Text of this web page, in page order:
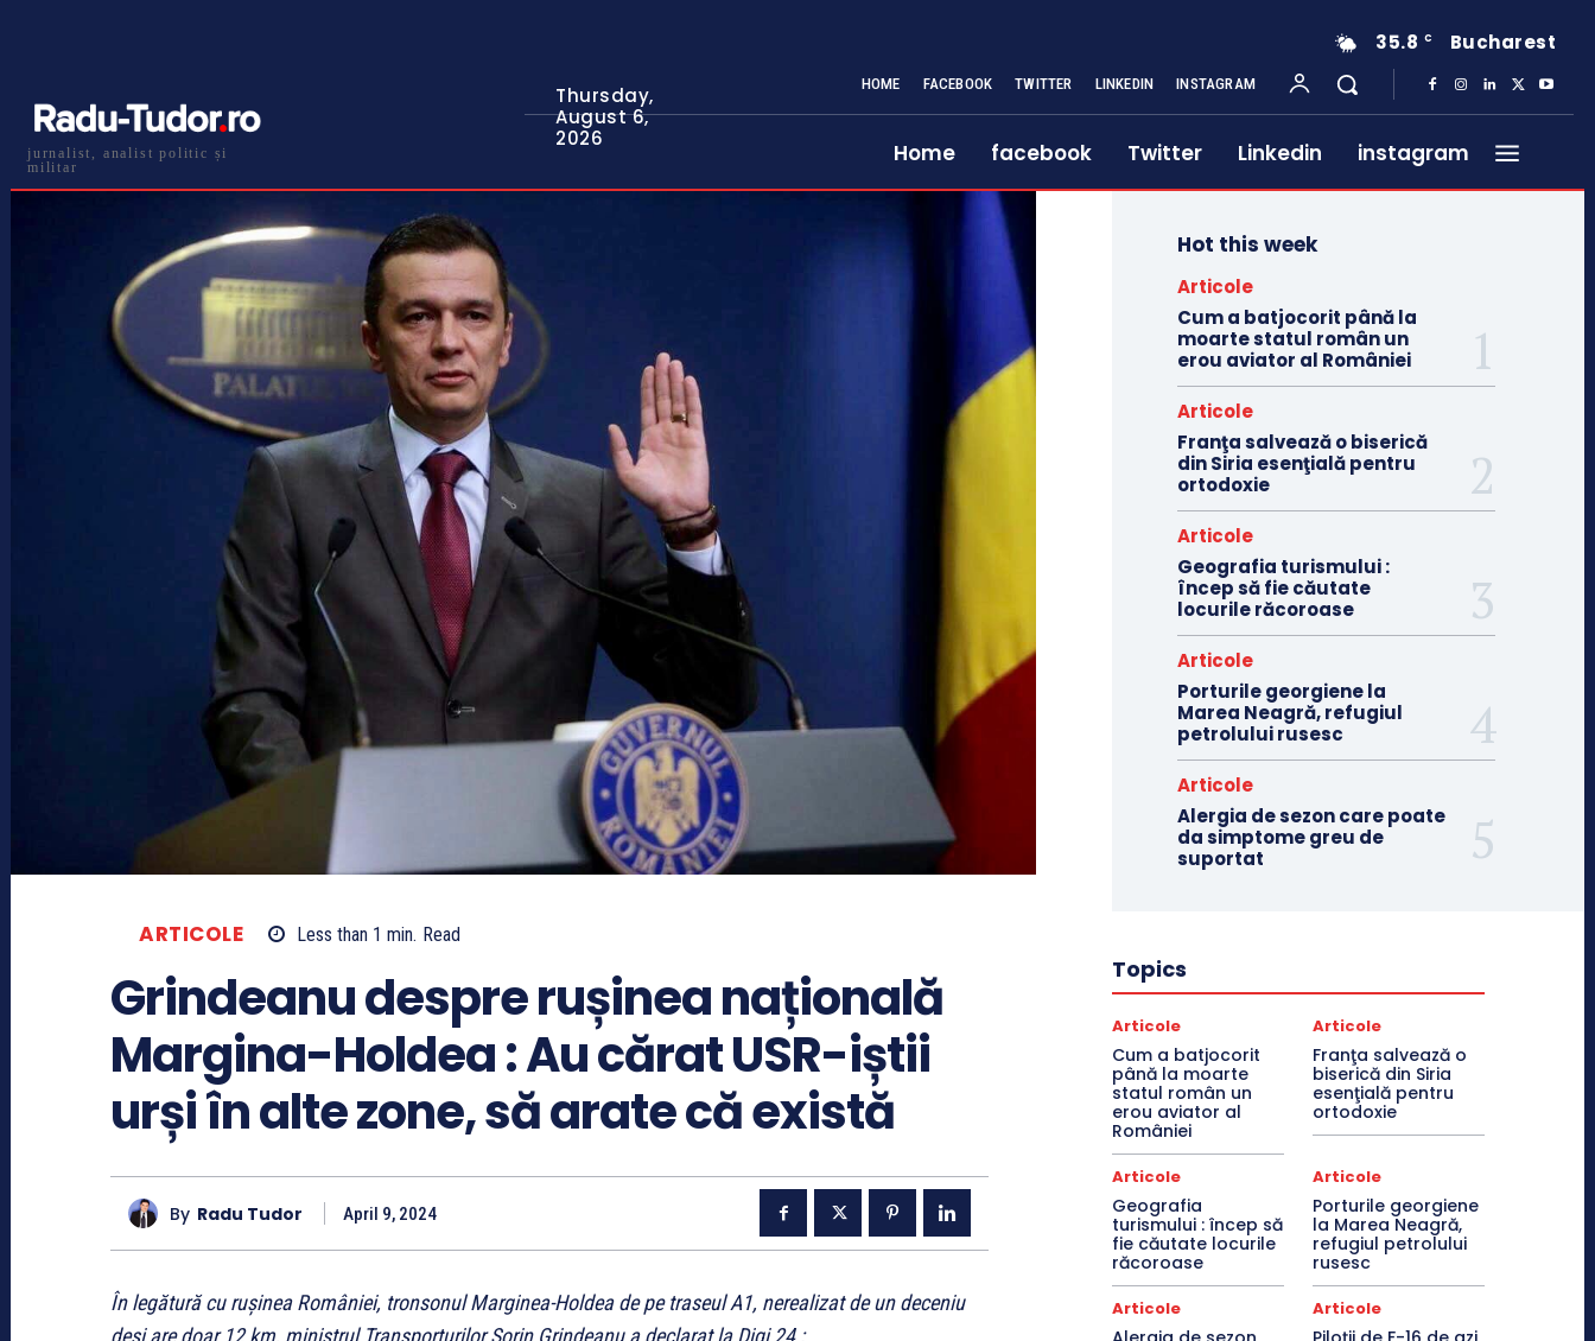
jurnalist, analist politic și
militar
Thursday,
August 6,
2026
35.8 C Bucharest
HOME FACEBOOK TWITTER LINKEDIN INSTAGRAM
Home facebook Twitter Linkedin instagram
ARTICOLE Less than 1 min. Read
Grindeanu despre rușinea națională
Margina-Holdea : Au cărat USR-iștii
urși în alte zone, să arate că există
By Radu Tudor April 9, 2024
În legătură cu rușinea României, tronsonul Marginea-Holdea de pe traseul A1, nerealizat de un deceniu
Hot this week
Articole
Cum a batjocorit până la
moarte statul român un
erou aviator al României
Articole
Franţa salvează o biserică
din Siria esenţială pentru
ortodoxie
Articole
Geografia turismului :
încep să fie căutate
locurile răcoroase
Articole
Porturile georgiene la
Marea Neagră, refugiul
petrolului rusesc
Articole
Alergia de sezon care poate
da simptome greu de
suportat
Topics
Articole
Cum a batjocorit
până la moarte
statul român un
erou aviator al
României
Articole
Franţa salvează o
biserică din Siria
esenţială pentru
ortodoxie
Articole
Geografia
turismului : încep să
fie căutate locurile
răcoroase
Articole
Porturile georgiene
la Marea Neagră,
refugiul petrolului
rusesc
Articole Articole